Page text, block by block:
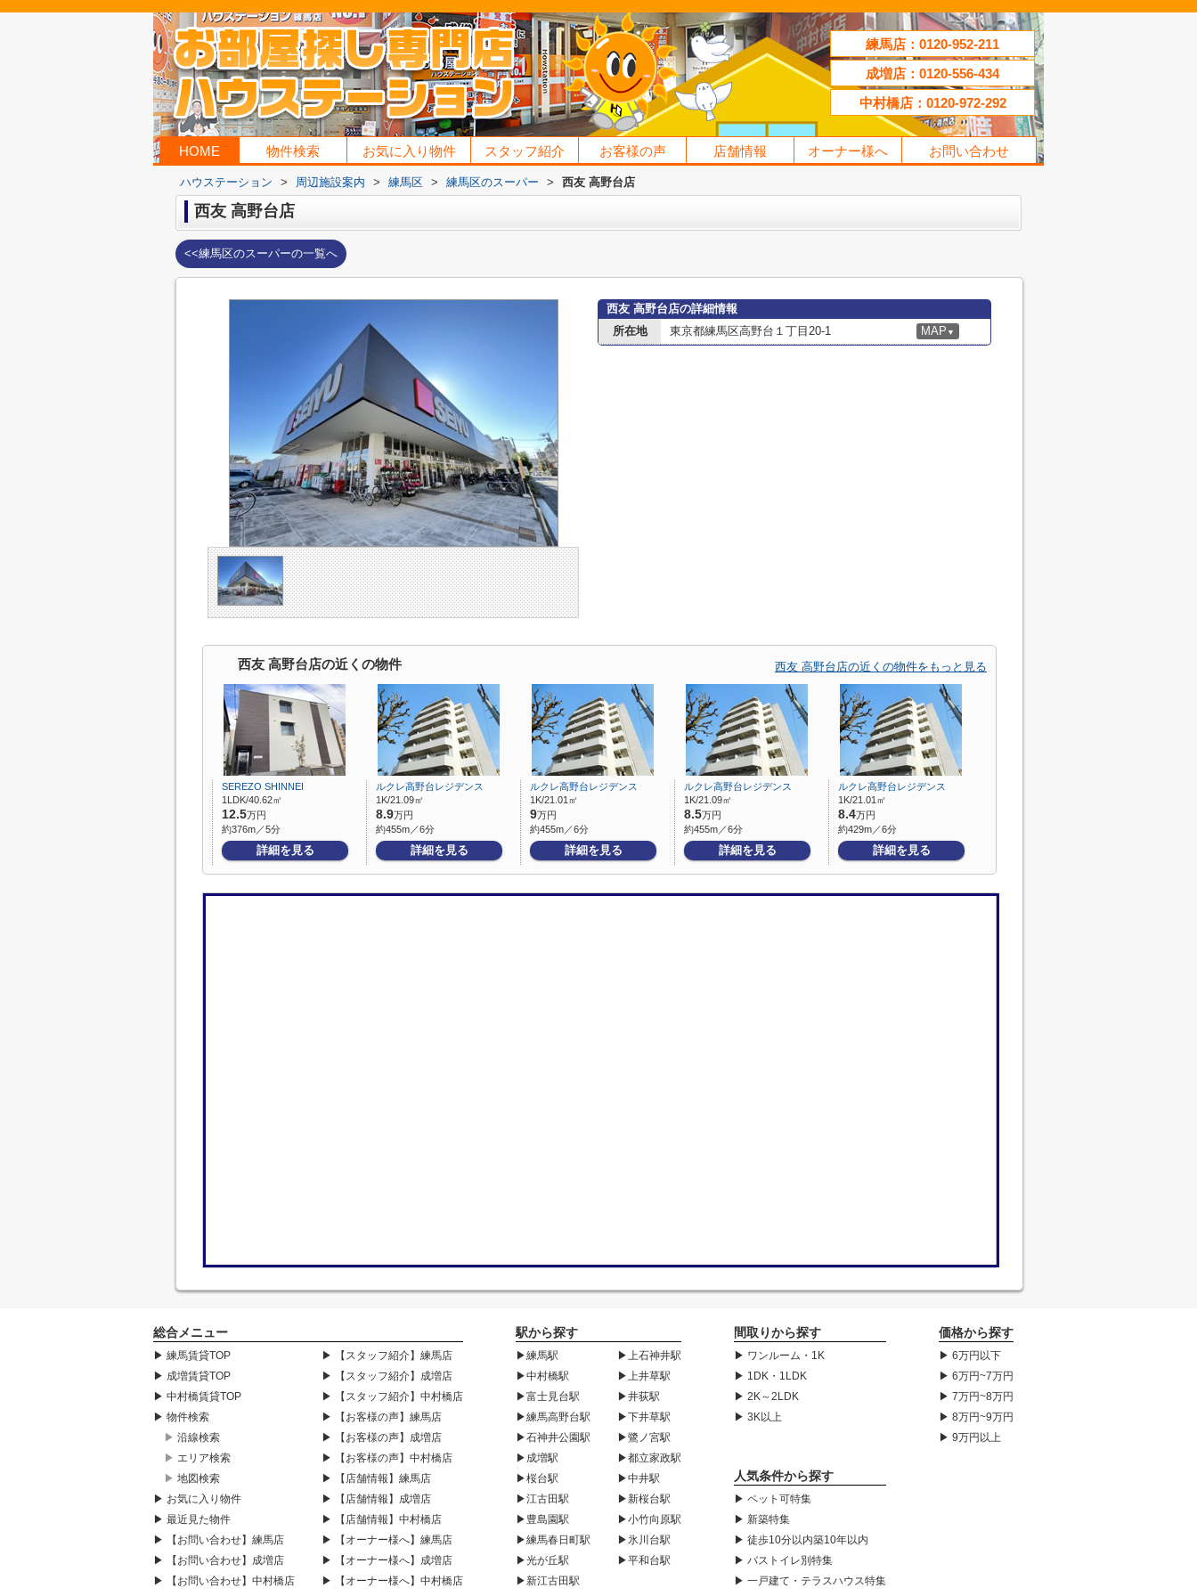
練馬店：0120-952-211
成増店：0120-556-434
中村橋店：0120-972-292
HOME 物件検索 お気に入り物件 スタッフ紹介 お客様の声 店舗情報 オーナー様へ お問い合わせ
ハウステーション > 周辺施設案内 > 練馬区 > 練馬区のスーパー > 西友 高野台店
西友 高野台店
<<練馬区のスーパーの一覧へ
西友 高野台店の詳細情報
所在地
東京都練馬区高野台１丁目20-1 MAP ▼
西友 高野台店の近くの物件 西友 高野台店の近くの物件をもっと見る
SEREZO SHINNEI
1LDK/40.62㎡
12.5万円
約376m／5分
詳細を見る
ルクレ高野台レジデンス
1K/21.09㎡
8.9万円
約455m／6分
詳細を見る
ルクレ高野台レジデンス
1K/21.01㎡
9万円
約455m／6分
詳細を見る
ルクレ高野台レジデンス
1K/21.09㎡
8.5万円
約455m／6分
詳細を見る
ルクレ高野台レジデンス
1K/21.01㎡
8.4万円
約429m／6分
詳細を見る
総合メニュー
▶ 練馬賃貸TOP
▶ 成増賃貸TOP
▶ 中村橋賃貸TOP
▶ 物件検索
▶ 沿線検索
▶ エリア検索
▶ 地図検索
▶ お気に入り物件
▶ 最近見た物件
▶ 【お問い合わせ】練馬店
▶ 【お問い合わせ】成増店
▶ 【お問い合わせ】中村橋店
▶ 【スタッフ紹介】練馬店
▶ 【スタッフ紹介】成増店
▶ 【スタッフ紹介】中村橋店
▶ 【お客様の声】練馬店
▶ 【お客様の声】成増店
▶ 【お客様の声】中村橋店
▶ 【店舗情報】練馬店
▶ 【店舗情報】成増店
▶ 【店舗情報】中村橋店
▶ 【オーナー様へ】練馬店
▶ 【オーナー様へ】成増店
▶ 【オーナー様へ】中村橋店
駅から探す
▶練馬駅
▶中村橋駅
▶富士見台駅
▶練馬高野台駅
▶石神井公園駅
▶成増駅
▶桜台駅
▶江古田駅
▶豊島園駅
▶練馬春日町駅
▶光が丘駅
▶新江古田駅
▶上石神井駅
▶上井草駅
▶井荻駅
▶下井草駅
▶鷺ノ宮駅
▶都立家政駅
▶中井駅
▶新桜台駅
▶小竹向原駅
▶氷川台駅
▶平和台駅
間取りから探す
▶ ワンルーム・1K
▶ 1DK・1LDK
▶ 2K～2LDK
▶ 3K以上
人気条件から探す
▶ ペット可特集
▶ 新築特集
▶ 徒歩10分以内築10年以内
▶ バストイレ別特集
▶ 一戸建て・テラスハウス特集
価格から探す
▶ 6万円以下
▶ 6万円~7万円
▶ 7万円~8万円
▶ 8万円~9万円
▶ 9万円以上